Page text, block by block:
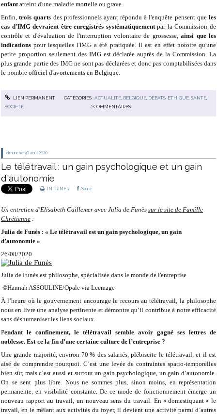
enfantatteint d'une maladie mortelle ou grave.
Enfin,trois quarts des professionnels ayant répondu à l'enquête pensent queles
cas d'IMG devraient être enregistrés systématiquementpar la Commission de
contrôle et d'évaluation de l'interruption volontaire de grossesse,ainsi que les
indicationspour lesquelles l'IMG a été pratiquée. Il est en effet notoire qu'une
petite proportion seulement des IMG est déclarée auprès de la Commission. La
plus grande partie des IMG ne sont pas déclarées et donc pas comptabilisées dans
le nombre officiel d'avortements en Belgique.
LIEN PERMANENT CATÉGORIES :ACTUALITÉ, BELGIQUE, DÉBATS, ETHIQUE, SANTÉ,
SOCIÉTÉ
2 COMMENTAIRES
dimanche 30 août 2020
Le télétravail : un gain psychologique et un gain
d'autonomie
IMPRIMER Share
Un entretien d'Elisabeth Caillemer avec Julia de Funès sur le site de Famille
Chrétienne :
Julia de Funès : « Le télétravail est un gain psychologique, un gain
d’autonomie »
26/08/2020
Julia de Funès est philosophe, spécialisée dans le monde de l'entreprise
©Hannah ASSOULINE/Opale via Leemage
À l’heure où le gouvernement encourage le recours au télétravail, la philosophe
nous en livre une analyse pertinente et démontre qu’il contribue à notre efficacité
sans déshumaniser les liens sociaux.
Pendant le confinement, le télétravail semble avoir gagné ses lettres de
noblesse. Est-ce la fin d’une certaine culture de l’entreprise ?
Une grande majorité, environ 70 % des salariés, plébiscite le télétravail, et il est
aisé de comprendre pourquoi. C’est une levée de contraintes spatio-temporelles
bien sûr, mais c’est aussi et surtout un gain psychologique, un gain d’autonomie.
On se sent plus libre. Nous ne sommes plus, sinon moins, en représentation
permanente, en visibilité constante. De ce mode de fonctionnement émerge un
nouveau rapport au travail, un nouveau sens du travail. En « domestiquant » le
travail, en le mêlant aux activités du foyer, il devient une activité parmi d’autres